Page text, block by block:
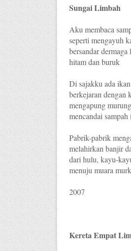
Sungai Limbah
Aku membaca
seperti mengayuh
bersandar dermaga
hitam dan buruk
Di sajakku ada ikan
berkejaran dengan
mengapung murung
mencandai sampah
Pabrik-pabrik
melahirkan banjir
dari hulu, kayu-
menuju muara
2007
Kereta Empat